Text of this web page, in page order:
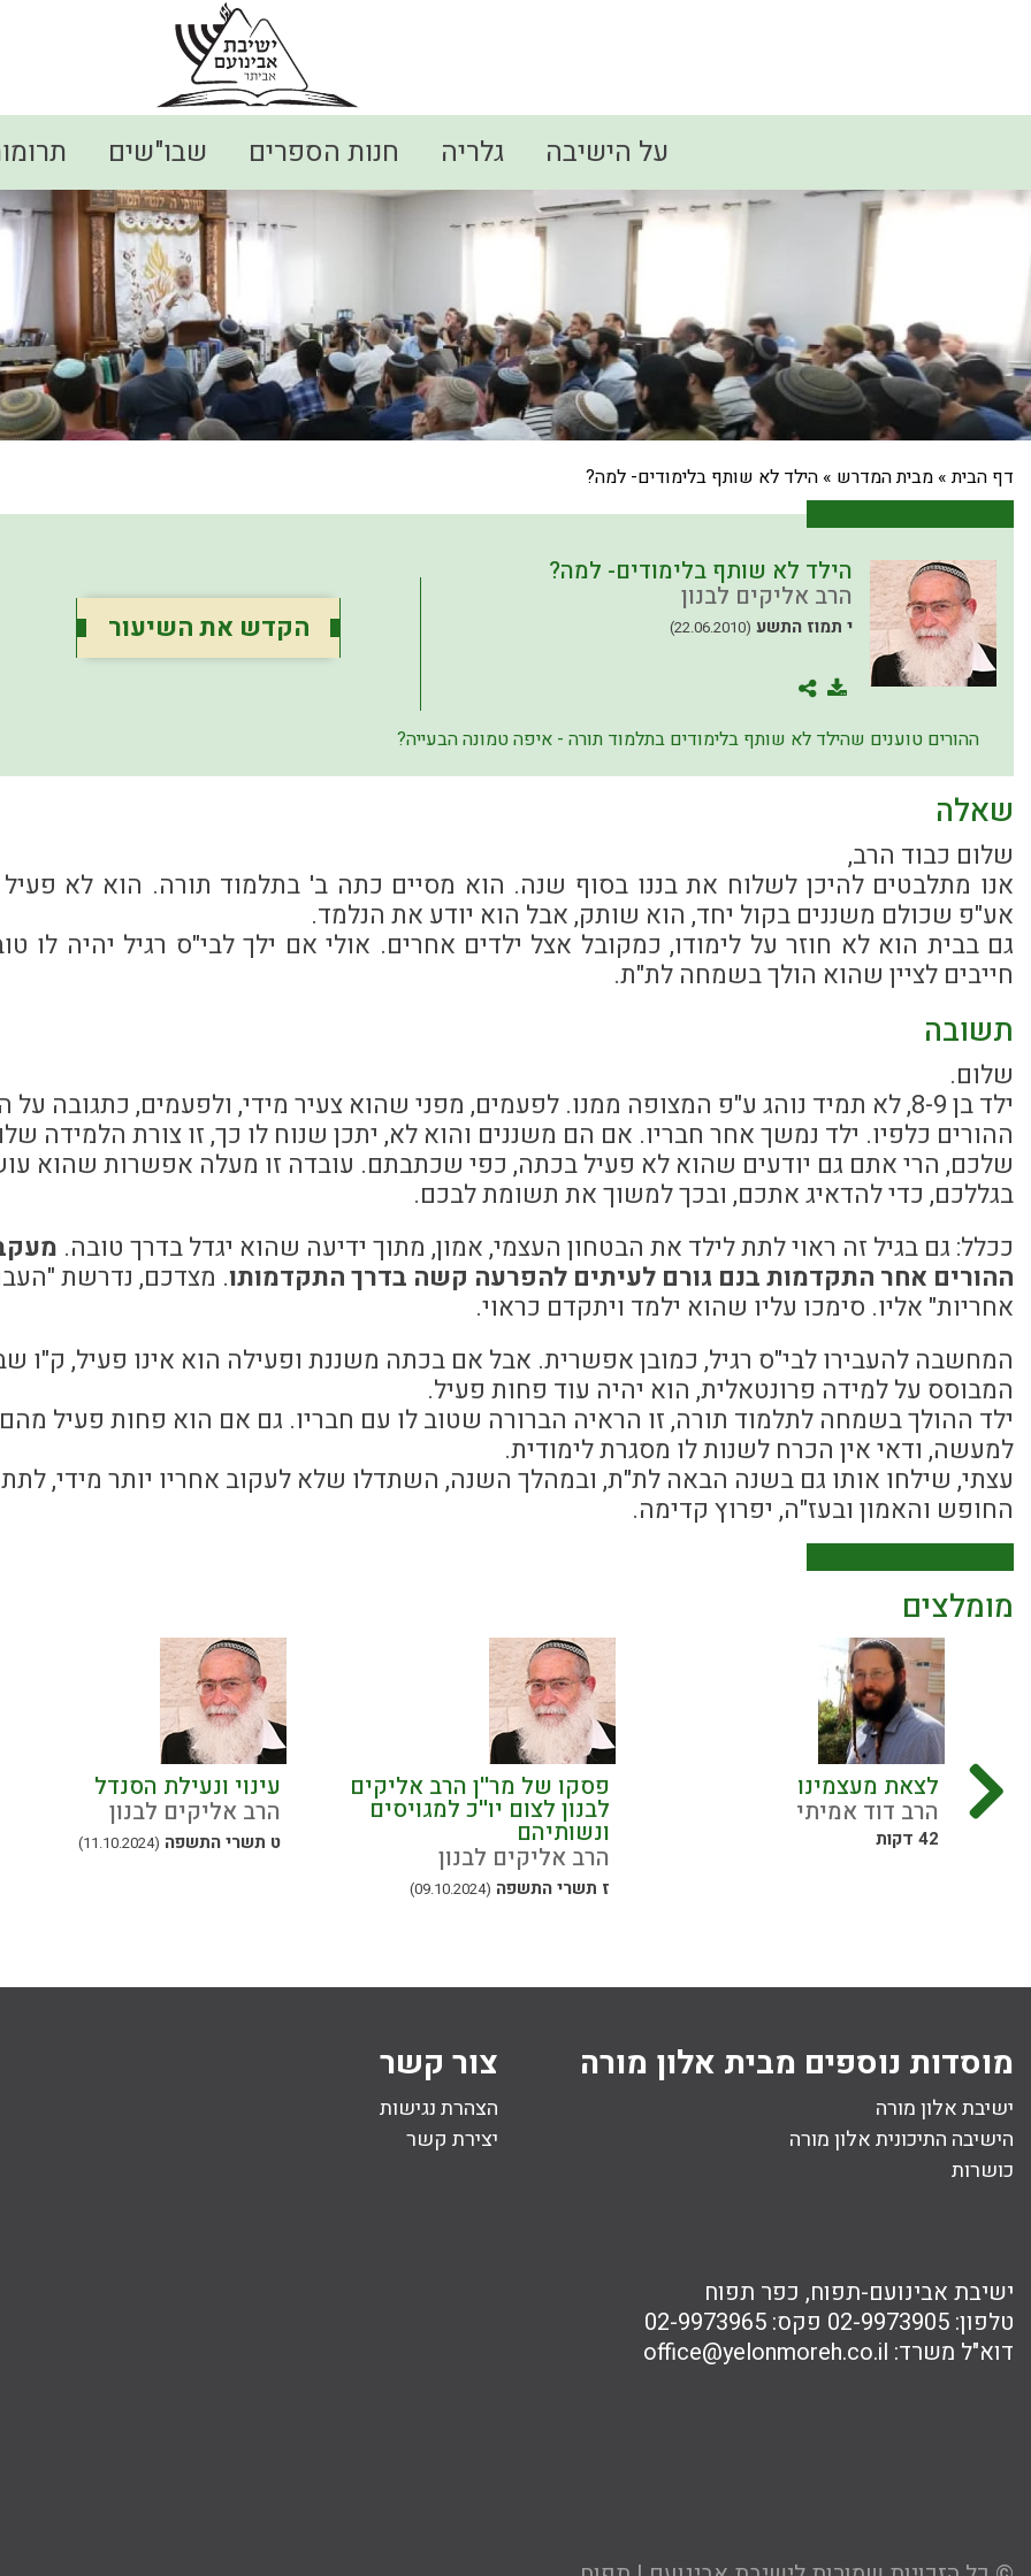
על הישיבה גלריה חנות הספרים שבו"שים
דף הבית» מבית המדרש » הילד לא שותף בלימודים- למה?
הילד לא שותף בלימודים- למה?
הרב אליקים לבנון
י תמוז התשע (22.06.2010) הקדש את השיעור
ההורים טוענים שהילד לא שותף בלימודים בתלמוד תורה - איפה טמונה הבעייה?
שאלה
שלום כבוד הרב,
אנו מתלבטים להיכן לשלוח את בננו בסוף שנה. הוא מסיים כתה ב' בתלמוד תורה. הוא לא פעיל
אע"פ שכולם משננים בקול יחד, הוא שותק, אבל הוא יודע את הנלמד.
גם בבית הוא לא חוזר על לימודו, כמקובל אצל ילדים אחרים. אולי אם ילך לבי"ס רגיל יהיה לו
חייבים לציין שהוא הולך בשמחה לת"ת.
תשובה
שלום.
ילד בן 8-9, לא תמיד נוהג ע"פ המצופה ממנו. לפעמים, מפני שהוא צעיר מידי, ולפעמים, כתגובה
ההורים כלפיו. ילד נמשך אחר חבריו. אם הם משננים והוא לא, יתכן שנוח לו כך, זו צורת הלמידה
שלכם, הרי אתם גם יודעים שהוא לא פעיל בכתה, כפי שכתבתם. עובדה זו מעלה אפשרות שהוא
בגללכם, כדי להדאיג אתכם, ובכך למשוך את תשומת לבכם.
ככלל: גם בגיל זה ראוי לתת לילד את הבטחון העצמי, אמון, מתוך ידיעה שהוא יגדל בדרך טובה.
ההורים אחר התקדמות בנם גורם לעיתים להפרעה קשה בדרך התקדמותו. מצדכם, נדרשת
אחריות" אליו. סימכו עליו שהוא ילמד ויתקדם כראוי.
המחשבה להעבירו לבי"ס רגיל, כמובן אפשרית. אבל אם בכתה משננת ופעילה הוא אינו פעיל, ק"ו
המבוסס על למידה פרונטאלית, הוא יהיה עוד פחות פעיל.
ילד ההולך בשמחה לתלמוד תורה, זו הראיה הברורה שטוב לו עם חבריו. גם אם הוא פחות פעיל
למעשה, ודאי אין הכרח לשנות לו מסגרת לימודית.
עצתי, שילחו אותו גם בשנה הבאה לת"ת, ובמהלך השנה, השתדלו שלא לעקוב אחריו יותר מידי,
החופש והאמון ובעז"ה, יפרוץ קדימה.
מומלצים
לצאת מעצמינו
הרב דוד אמיתי
42 דקות
פסקו של מר''ן הרב אליקים
לבנון לצום יו''כ למגויסים
ונשותיהם
הרב אליקים לבנון
ז תשרי התשפה (09.10.2024)
עינוי ונעילת הסנדל
הרב אליקים לבנון
ט תשרי התשפה (11.10.2024)
מוסדות נוספים מבית אלון מורה
ישיבת אלון מורה
הישיבה התיכונית אלון מורה
כושרות
צור קשר
הצהרת נגישות
יצירת קשר
ישיבת אבינועם-תפוח, כפר תפוח
טלפון: 02-9973905 פקס: 02-9973965
דוא"ל משרד: office@yelonmoreh.co.il